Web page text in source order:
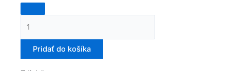
množstvo
Veverička
Anička
Pridať do košíka